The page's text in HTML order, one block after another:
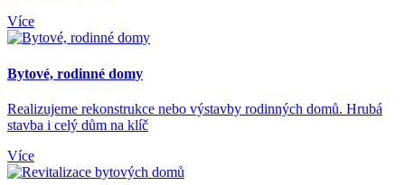
Více
Bytové, rodinné domy
Realizujeme rekonstrukce nebo výstavby rodinných domů. Hrubá
stavba i celý dům na klíč
Více